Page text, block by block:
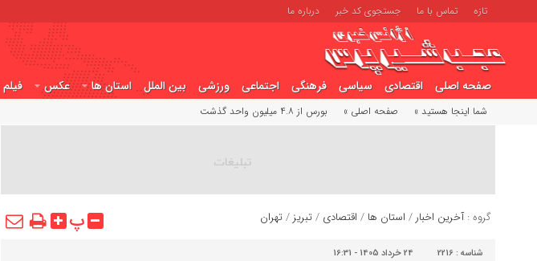
تازه تماس با ما جستجوی کد خبر درباره ما
صفحه اصلی اقتصادی سیاسی فرهنگی اجتماعی ورزشی بین الملل استان ها عکس فیلم
شما اینجا هستید » صفحه اصلی » بورس از ۴.۸ میلیون واحد گذشت
گروه :آخرین اخبار / استان ها / اقتصادی /تبریز /تهران پ
شناسه : 2216 24 خرداد 1405 - 16:31